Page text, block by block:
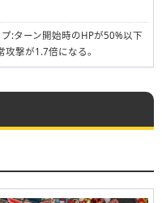
プ:ターン開始時のHPが50%以下
撃が1.7倍になる。